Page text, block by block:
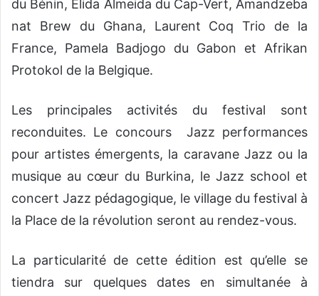
du Bénin, Elida Almeida du Cap-Vert, Amandzeba
nat Brew du Ghana, Laurent Coq Trio de la
France, Pamela Badjogo du Gabon et Afrikan
Protokol de la Belgique.
Les principales activités du festival sont
reconduites. Le concours Jazz performances
pour artistes émergents, la caravane Jazz ou la
musique au cœur du Burkina, le Jazz school et
concert Jazz pédagogique, le village du festival à
la Place de la révolution seront au rendez-vous.
La particularité de cette édition est qu’elle se
tiendra sur quelques dates en simultanée à